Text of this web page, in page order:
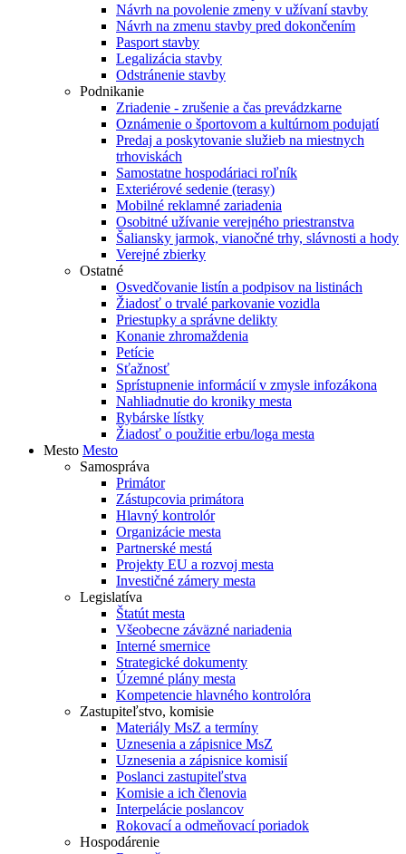
Návrh na povolenie zmeny v užívaní stavby
Návrh na zmenu stavby pred dokončením
Pasport stavby
Legalizácia stavby
Odstránenie stavby
Podnikanie
Zriadenie - zrušenie a čas prevádzkarne
Oznámenie o športovom a kultúrnom podujatí
Predaj a poskytovanie služieb na miestnych
trhoviskách
Samostatne hospodáriaci roľník
Exteriérové sedenie (terasy)
Mobilné reklamné zariadenia
Osobitné užívanie verejného priestranstva
Šaliansky jarmok, vianočné trhy, slávnosti a hody
Verejné zbierky
Ostatné
Osvedčovanie listín a podpisov na listinách
Žiadosť o trvalé parkovanie vozidla
Priestupky a správne delikty
Konanie zhromaždenia
Petície
Sťažnosť
Sprístupnenie informácií v zmysle infozákona
Nahliadnutie do kroniky mesta
Rybárske lístky
Žiadosť o použitie erbu/loga mesta
Mesto Mesto
Samospráva
Primátor
Zástupcovia primátora
Hlavný kontrolór
Organizácie mesta
Partnerské mestá
Projekty EU a rozvoj mesta
Investičné zámery mesta
Legislatíva
Štatút mesta
Všeobecne záväzné nariadenia
Interné smernice
Strategické dokumenty
Územné plány mesta
Kompetencie hlavného kontrolóra
Zastupiteľstvo, komisie
Materiály MsZ a termíny
Uznesenia a zápisnice MsZ
Uznesenia a zápisnice komisií
Poslanci zastupiteľstva
Komisie a ich členovia
Interpelácie poslancov
Rokovací a odmeňovací poriadok
Hospodárenie